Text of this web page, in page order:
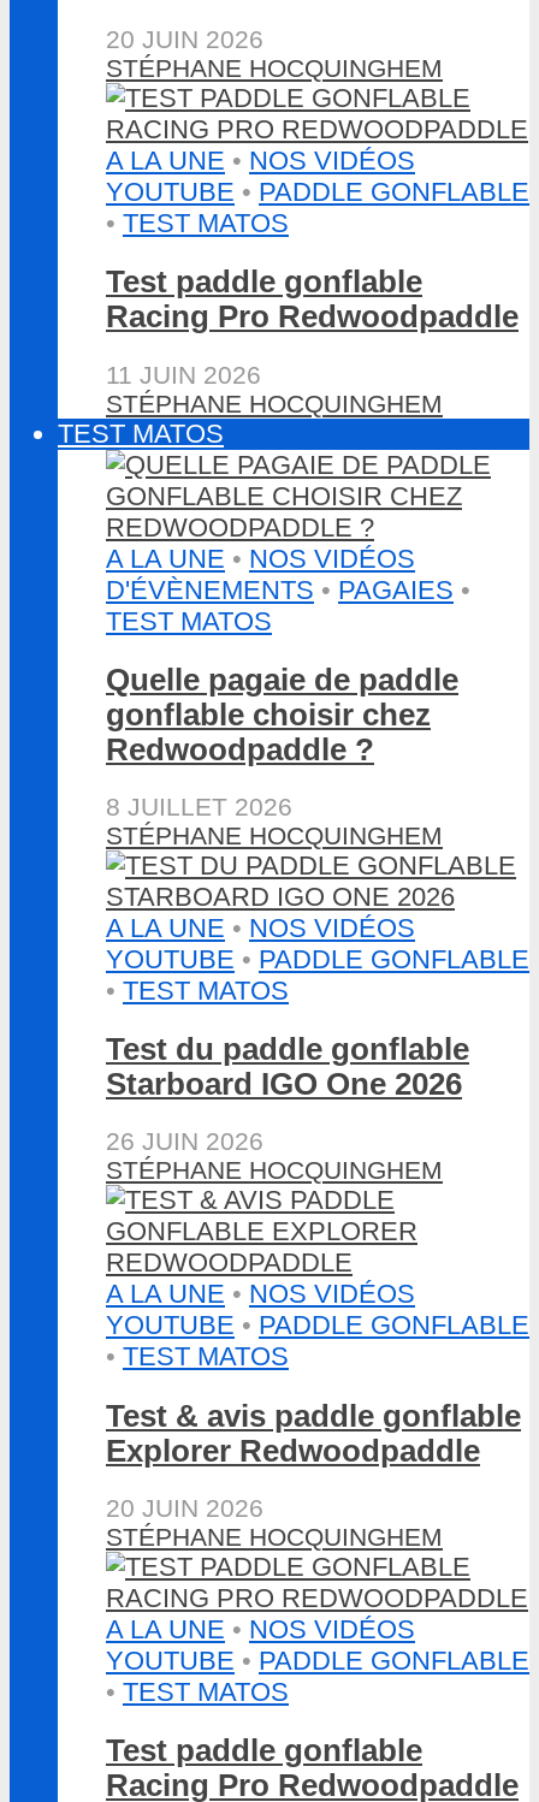
20 JUIN 2026
STÉPHANE HOCQUINGHEM
A LA UNE • NOS VIDÉOS
YOUTUBE • PADDLE GONFLABLE
• TEST MATOS
Test paddle gonflable
Racing Pro Redwoodpaddle
11 JUIN 2026
STÉPHANE HOCQUINGHEM
TEST MATOS
A LA UNE • NOS VIDÉOS
D'ÉVÈNEMENTS • PAGAIES •
TEST MATOS
Quelle pagaie de paddle
gonflable choisir chez
Redwoodpaddle ?
8 JUILLET 2026
STÉPHANE HOCQUINGHEM
A LA UNE • NOS VIDÉOS
YOUTUBE • PADDLE GONFLABLE
• TEST MATOS
Test du paddle gonflable
Starboard IGO One 2026
26 JUIN 2026
STÉPHANE HOCQUINGHEM
A LA UNE • NOS VIDÉOS
YOUTUBE • PADDLE GONFLABLE
• TEST MATOS
Test & avis paddle gonflable
Explorer Redwoodpaddle
20 JUIN 2026
STÉPHANE HOCQUINGHEM
A LA UNE • NOS VIDÉOS
YOUTUBE • PADDLE GONFLABLE
• TEST MATOS
Test paddle gonflable
Racing Pro Redwoodpaddle